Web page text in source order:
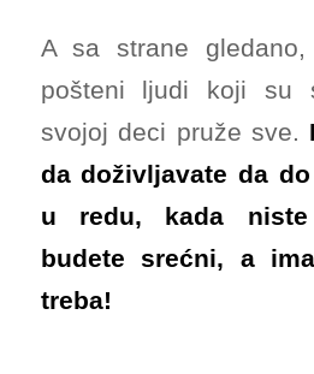
A sa strane
pošteni ljudi koji su
svojoj deci pruže sve.
da doživljavate da
u redu, kada
budete srećni, a
treba!